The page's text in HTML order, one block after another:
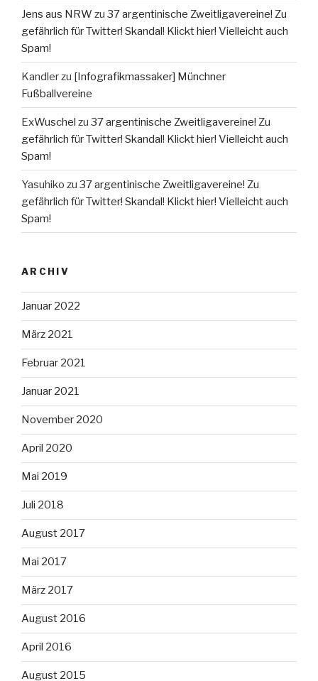
Jens aus NRW zu 37 argentinische Zweitligavereine! Zu
gefährlich für Twitter! Skandal! Klickt hier! Vielleicht auch
Spam!
Kandlerzu [Infografikmassaker] Münchner
Fußballvereine
ExWuschel zu 37 argentinische Zweitligavereine! Zu
gefährlich für Twitter! Skandal! Klickt hier! Vielleicht auch
Spam!
Yasuhiko zu 37 argentinische Zweitligavereine! Zu
gefährlich für Twitter! Skandal! Klickt hier! Vielleicht auch
Spam!
ARCHIV
Januar 2022
März 2021
Februar 2021
Januar 2021
November 2020
April 2020
Mai 2019
Juli 2018
August 2017
Mai 2017
März 2017
August 2016
April 2016
August 2015